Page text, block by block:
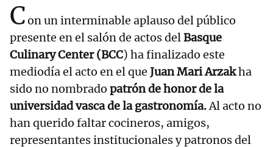
Con un interminable aplauso del público
presente en el salón de actos delBasque
Culinary Center (BCC) ha finalizado este
mediodía el acto en el que Juan Mari Arzakha
sido no nombrado patrón de honor de la
universidad vasca de la gastronomía.Al acto no
han querido faltar cocineros, amigos,
representantes institucionales y patronos del